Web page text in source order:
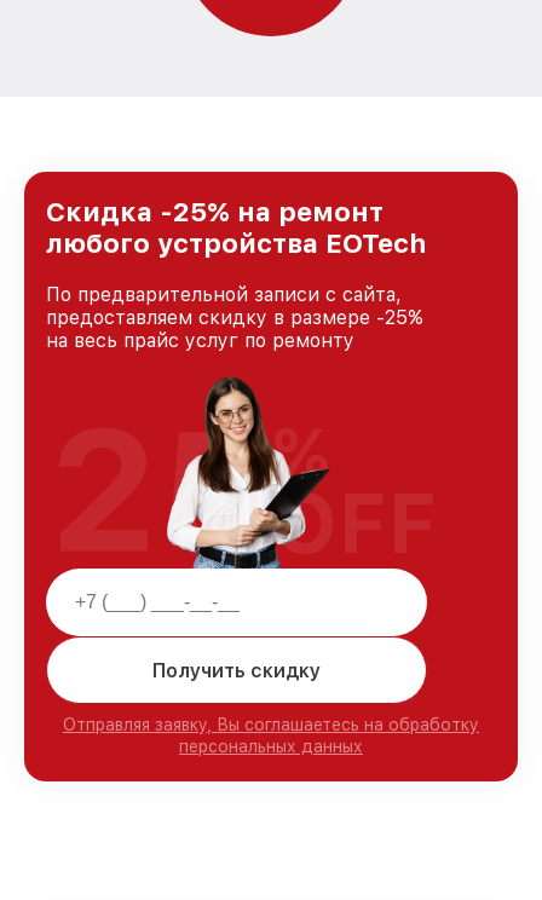
Скидка -25% на ремонт
любого устройства EOTech
По предварительной записи с сайта,
предоставляем скидку в размере -25%
на весь прайс услуг по ремонту
Получить скидку
Отправляя заявку, Вы соглашаетесь на обработку
персональных данных
25%
OFF